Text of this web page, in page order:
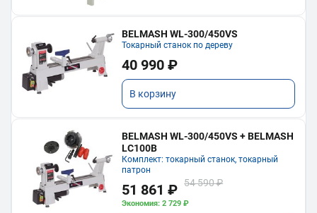
BELMASH WL-300/450VS
Токарный станок по дереву
40 990 ₽
В корзину
BELMASH WL-300/450VS + BELMASH
LC100B
Комплект: токарный станок, токарный
патрон
51 861 ₽ 54 590 ₽
Экономия: 2 729 ₽